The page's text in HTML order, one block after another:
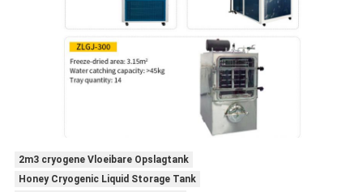
2m3 cryogene Vloeibare Opslagtank
Honey Cryogenic Liquid Storage Tank